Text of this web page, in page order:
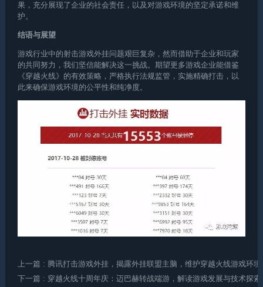
果，充分展现了企业的社会责任，以及对游戏环境的坚定承诺和维
护。
结语与展望
游戏行业中的射击游戏外挂问题艰巨复杂，然而借助于企业和玩家
的共同努力，我们坚信能解决这一挑战。期望更多游戏企业能借鉴
《穿越火线》的有效策略，严格执行法规监管，实施精确打击，以
此来确保游戏环境的公平性和纯净度。
上一篇 : 腾讯打击游戏外挂，揭露外挂联盟主脑，维护穿越火线游戏环
下一篇 : 穿越火线十周年庆：迈巴赫转战端游，解读游戏发展与技术探索